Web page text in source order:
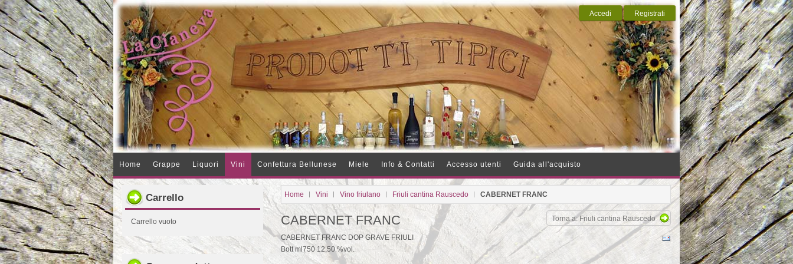
Accedi Registrati
Home Grappe Liquori Vini Confettura Bellunese Miele Info & Contatti Accesso utenti Guida all'acquisto
Home Vini Vino friulano Friuli cantina Rauscedo CABERNET FRANC
Torna a: Friuli cantina Rauscedo
CABERNET FRANC
CABERNET FRANC DOP GRAVE FRIULI
Bott ml750 12,50 %vol.
Carrello
Carrello vuoto